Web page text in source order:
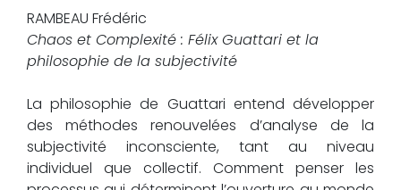
RAMBEAU Frédéric
Chaos et Complexité : Félix Guattari et la
philosophie de la subjectivité
La philosophie de Guattari entend développer
des méthodes renouvelées d’analyse de la
subjectivité inconsciente, tant au niveau
individuel que collectif. Comment penser les